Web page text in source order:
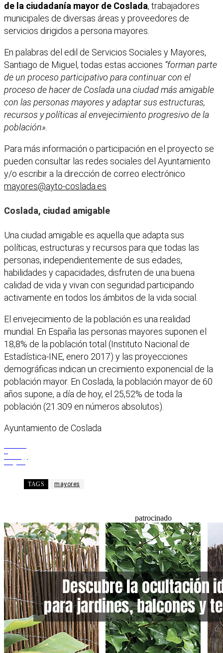
de la ciudadanía mayor de Coslada, trabajadores
municipales de diversas áreas y proveedores de
servicios dirigidos a persona mayores.
En palabras del edil de Servicios Sociales y Mayores,
Santiago de Miguel, todas estas acciones “forman parte
de un proceso participativo para continuar con el
proceso de hacer de Coslada una ciudad más amigable
con las personas mayores y adaptar sus estructuras,
recursos y políticas al envejecimiento progresivo de la
población».
Para más información o participación en el proyecto se
pueden consultar las redes sociales del Ayuntamiento
y/o escribir a la dirección de correo electrónico
mayores@ayto-coslada.es
Coslada, ciudad amigable
Una ciudad amigable es aquella que adapta sus
políticas, estructuras y recursos para que todas las
personas, independientemente de sus edades,
habilidades y capacidades, disfruten de una buena
calidad de vida y vivan con seguridad participando
activamente en todos los ámbitos de la vida social.
El envejecimiento de la población es una realidad
mundial. En España las personas mayores suponen el
18,8% de la población total (Instituto Nacional de
Estadística-INE, enero 2017) y las proyecciones
demográficas indican un crecimiento exponencial de la
población mayor. En Coslada, la población mayor de 60
años supone, a día de hoy, el 25,52% de toda la
población (21.309 en números absolutos).
Ayuntamiento de Coslada
TAGS mayores
patrocinado